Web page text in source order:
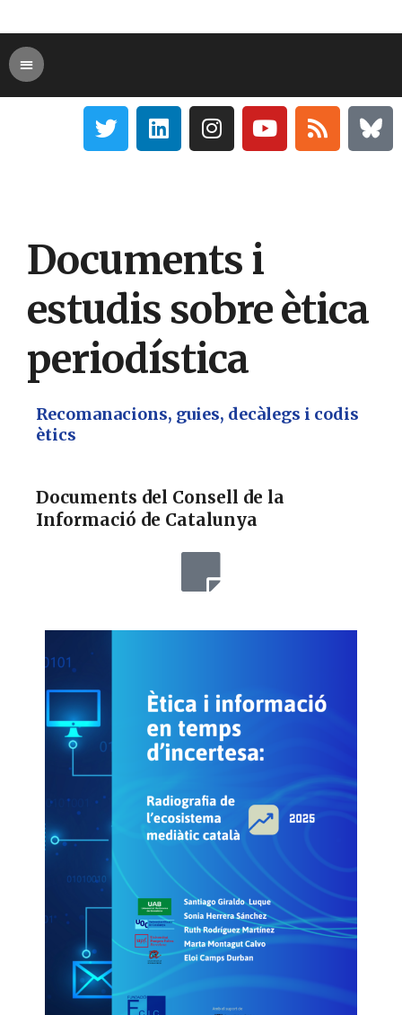
Documents i
estudis sobre ètica
periodística
Recomanacions, guies, decàlegs i codis
ètics
Documents del Consell de la
Informació de Catalunya